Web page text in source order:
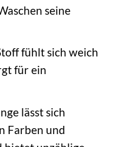
seine
fühlt sich weich
für ein
lässt sich
Farben und